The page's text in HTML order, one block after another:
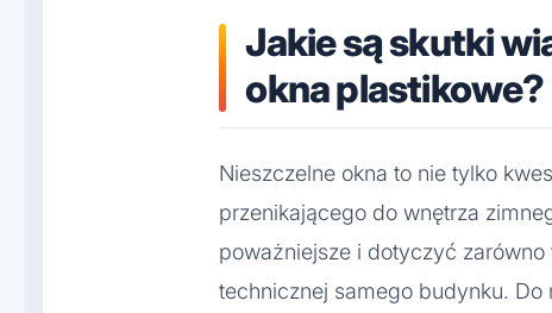
Jakie są skutki
okna plastikowe?
Nieszczelne okna to nie tylko
przenikającego do wnętrza
poważniejsze i dotyczyć
technicznej samego budynku.